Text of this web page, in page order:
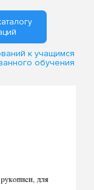
к учащимся
обучения